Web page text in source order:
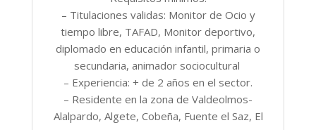
– Titulaciones validas: Monitor de Ocio y
tiempo libre, TAFAD, Monitor deportivo,
diplomado en educación infantil, primaria o
secundaria, animador sociocultural
– Experiencia: + de 2 años en el sector.
– Residente en la zona de Valdeolmos-
Alalpardo, Algete, Cobeña, Fuente el Saz, El